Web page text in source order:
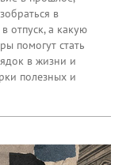
в
отпуск, а какую
помогут стать
в жизни и
полезных и